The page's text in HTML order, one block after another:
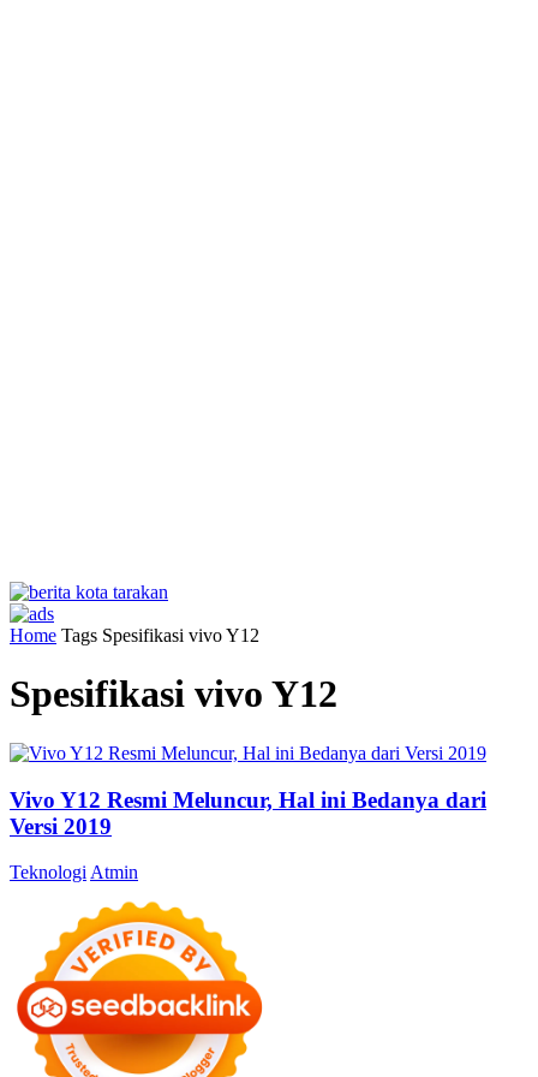
Home Tags Spesifikasi vivo Y12
Spesifikasi vivo Y12
Vivo Y12 Resmi Meluncur, Hal ini Bedanya dari
Versi 2019
Teknologi Atmin